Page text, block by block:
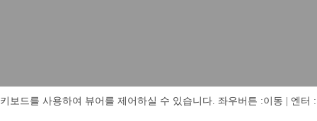
키보드를 사용하여 뷰어를 제어하실 수 있습니다. 좌우버튼 :이동 | 엔터